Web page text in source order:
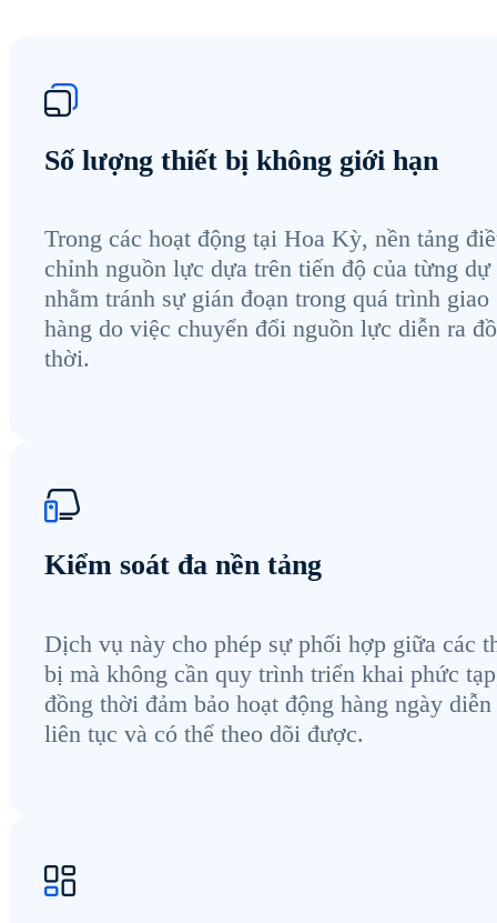
Số lượng thiết bị không giới hạn
Trong các hoạt động tại Hoa Kỳ, nền tảng
chỉnh nguồn lực dựa trên tiến độ của từng dự
nhằm tránh sự gián đoạn trong quá trình giao
hàng do việc chuyển đổi nguồn lực diễn ra
thời.
Kiểm soát đa nền tảng
Dịch vụ này cho phép sự phối hợp giữa các
bị mà không cần quy trình triển khai phức
đồng thời đảm bảo hoạt động hàng ngày diễn
liên tục và có thể theo dõi được.